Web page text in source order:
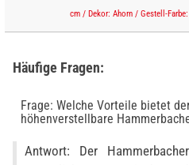
cm / Dekor: Ahorn / Gestell-
Häufige Fragen:
Frage: Welche Vorteile bietet
höhenverstellbare
Antwort: Der